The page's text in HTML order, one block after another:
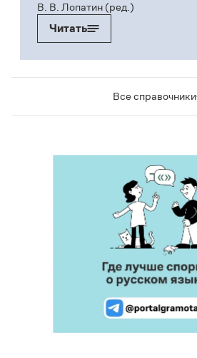
В. В. Лопатин (ред.)
Читать
Все справочники